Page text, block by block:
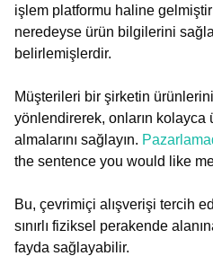
işlem platformu haline
neredeyse ürün bilgilerini
belirlemişlerdir.
Müşterileri bir şirketin
yönlendirerek, onların kolayca
almalarını sağlayın.
the sentence you would like
Bu, çevrimiçi alışverişi tercih
sınırlı fiziksel perakende
fayda sağlayabilir.